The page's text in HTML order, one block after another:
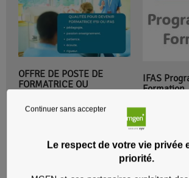
Le respect de votre vie privée
priorité.
Continuer sans accepter
OFFRE DE POSTE DE
FORMATRICE OU
IFAS
Formation